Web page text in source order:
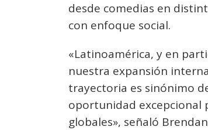
desde comedias en
con enfoque social.
«Latinoamérica, y en
nuestra expansión
trayectoria es sinónimo
oportunidad excepcional
globales», señaló